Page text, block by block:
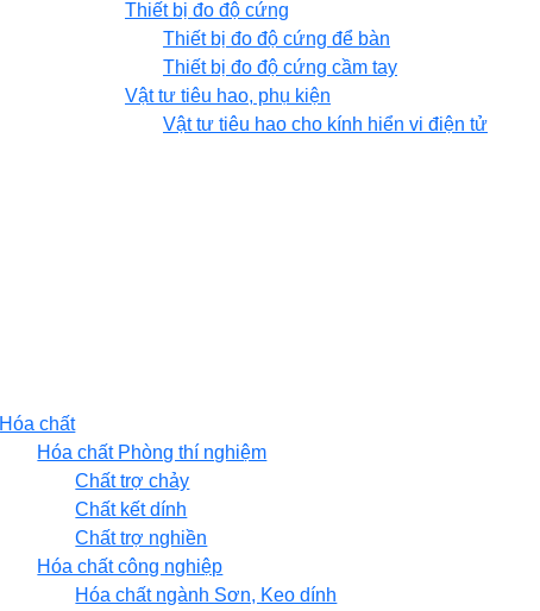
Thiết bị đo độ cứng
Thiết bị đo độ cứng để bàn
Thiết bị đo độ cứng cầm tay
Vật tư tiêu hao, phụ kiện
Vật tư tiêu hao cho kính hiển vi điện tử
Hóa chất
Hóa chất Phòng thí nghiệm
Chất trợ chảy
Chất kết dính
Chất trợ nghiền
Hóa chất công nghiệp
Hóa chất ngành Sơn, Keo dính